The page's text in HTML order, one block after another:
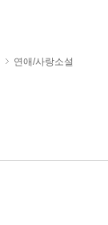
연애/사랑소설